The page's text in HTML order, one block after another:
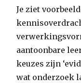
Je ziet
aantoonbare
keuzes zijn
wat onderzoek